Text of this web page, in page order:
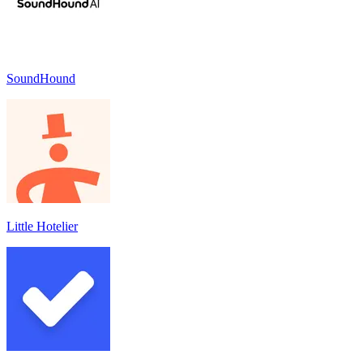
SoundHound
Little Hotelier